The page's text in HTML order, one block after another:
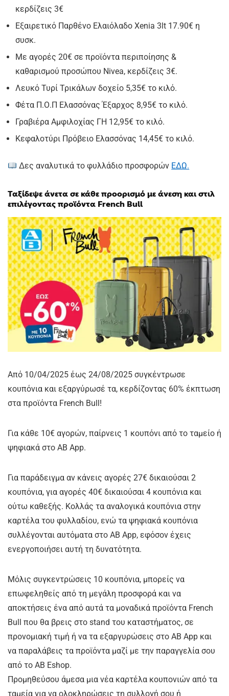
κερδίζεις 3€
Εξαιρετικό Παρθένο Ελαιόλαδο Xenia 3lt 17.90€ η
συσκ.
Με αγορές 20€ σε προϊόντα περιποίησης &
καθαρισμού προσώπου Nivea, κερδίζεις 3€.
Λευκό Τυρί Τρικάλων δοχείο 5,35€ το κιλό.
Φέτα Π.Ο.Π Ελασσόνας Έξαρχος 8,95€ το κιλό.
Γραβιέρα Αμφιλοχίας ΓΗ 12,95€ το κιλό.
Κεφαλοτύρι Πρόβειο Ελασσόνας 14,45€ το κιλό.
Δες αναλυτικά το φυλλάδιο προσφορών ΕΔΩ.
Ταξίδεψε άνετα σε κάθε προορισμό με άνεση και στιλ
επιλέγοντας προϊόντα French Bull
Από 10/04/2025 έως 24/08/2025 συγκέντρωσε
κουπόνια και εξαργύρωσέ τα, κερδίζοντας 60% έκπτωση
στα προϊόντα French Bull!
Για κάθε 10€ αγορών, παίρνεις 1 κουπόνι από το ταμείο ή
ψηφιακά στο ΑΒ App.
Για παράδειγμα αν κάνεις αγορές 27€ δικαιούσαι 2
κουπόνια, για αγορές 40€ δικαιούσαι 4 κουπόνια και
ούτω καθεξής. Κολλάς τα αναλογικά κουπόνια στην
καρτέλα του φυλλαδίου, ενώ τα ψηφιακά κουπόνια
συλλέγονται αυτόματα στο ΑΒ App, εφόσον έχεις
ενεργοποιήσει αυτή τη δυνατότητα.
Μόλις συγκεντρώσεις 10 κουπόνια, μπορείς να
επωφεληθείς από τη μεγάλη προσφορά και να
αποκτήσεις ένα από αυτά τα μοναδικά προϊόντα French
Bull που θα βρεις στο stand του καταστήματος, σε
προνομιακή τιμή ή να τα εξαργυρώσεις στο ΑΒ App και
να παραλάβεις τα προϊόντα μαζί με την παραγγελία σου
από το AB Eshop.
Προμηθεύσου άμεσα μια νέα καρτέλα κουπονιών από τα
ταμεία για να ολοκληρώσεις τη συλλογή σου ή